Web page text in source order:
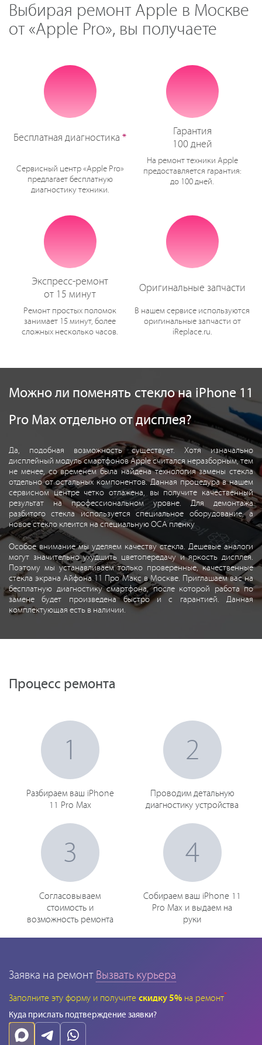
Выбирая ремонт Apple в Москве
от «Apple Pro», вы получаете
Бесплатная диагностика *
Сервисный центр «Apple Pro»
предлагает бесплатную
диагностику техники.
Гарантия
100 дней
На ремонт техники Apple
предоставляется гарантия:
до 100 дней.
Экспресс-ремонт
от 15 минут
Ремонт простых поломок
занимает 15 минут, более
сложных несколько часов.
Оригинальные запчасти
В нашем сервисе используются
оригинальные запчасти от
iReplace.ru.
Можно ли поменять стекло на iPhone 11
Pro Max отдельно от дисплея?
Да, подобная возможность существует. Хотя изначально
дисплейный модуль смартфонов Apple считался неразборным, тем
не менее, со временем была найдена технология замены стекла
отдельно от остальных компонентов. Данная процедура в нашем
сервисном центре четко отлажена, вы получите качественный
результат на профессиональном уровне. Для демонтажа
разбитого стекла используется специальное оборудование, а
новое стекло клеится на специальную OCA пленку
Особое внимание мы уделяем качеству стекла. Дешевые аналоги
могут значительно ухудшить цветопередачу и яркость дисплея.
Поэтому мы устанавливаем только проверенные, качественные
стекла экрана Айфона 11 Про Макс в Москве. Приглашаем вас на
бесплатную диагностику смартфона, после которой работа по
замене будет произведена быстро и с гарантией. Данная
комплектующая есть в наличии.
Процесс ремонта
1
Разбираем ваш iPhone
11 Pro Max
2
Проводим детальную
диагностику устройства
3
Согласовываем
стоимость и
возможность ремонта
4
Собираем ваш iPhone 11
Pro Max и выдаем на
руки
Заявка на ремонт Вызвать курьера
Заполните эту форму и получите скидку 5% на ремонт*
Куда прислать подтверждение заявки?